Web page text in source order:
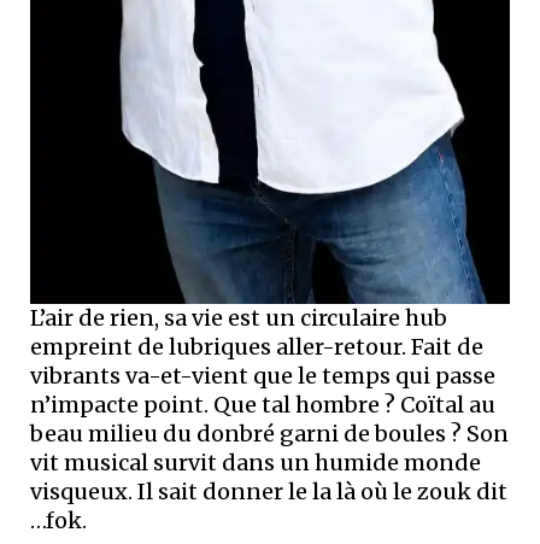
L’air de rien, sa vie est un circulaire hub
empreint de lubriques aller-retour. Fait de
vibrants va-et-vient que le temps qui passe
n’impacte point. Que tal hombre ? Coïtal au
beau milieu du donbré garni de boules ? Son
vit musical survit dans un humide monde
visqueux. Il sait donner le la là où le zouk dit
…fok.